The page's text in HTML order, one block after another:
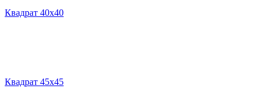
Квадрат 40х40
Квадрат 45х45